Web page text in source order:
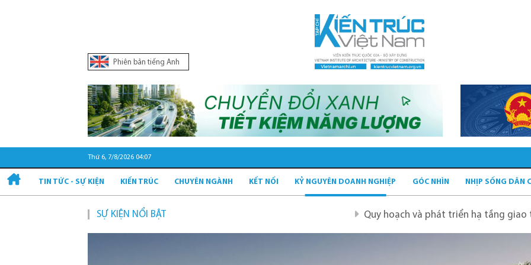
Phiên bản tiếng Anh
Thứ 6, 7/8/2026 04:07
TIN TỨC - SỰ KIỆN KIẾN TRÚC CHUYÊN NGÀNH KẾT NỐI KỶ NGUYÊN DOANH NGHIỆP GÓC NHÌN NHỊP SỐNG DÂN
SỰ KIỆN NỔI BẬT Quy hoạch và phát triển hạ tầng giao thông tĩnh